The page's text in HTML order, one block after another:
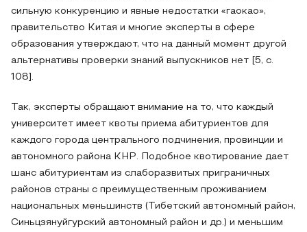
сильную конкуренцию и явные недостатки «гаокао»,
правительство Китая и многие эксперты в сфере
образования утверждают, что на данный момент другой
альтернативы проверки знаний выпускников нет [5, с.
108].
Так, эксперты обращают внимание на то, что каждый
университет имеет квоты приема абитуриентов для
каждого города центрального подчинения, провинции и
автономного района КНР. Подобное квотирование дает
шанс абитуриентам из слаборазвитых приграничных
районов страны с преимущественным проживанием
национальных меньшинств (Тибетский автономный район,
Синьцзянуйгурский автономный район и др.) и меньшим